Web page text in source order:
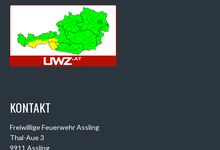
KONTAKT
Freiwillige Feuerwehr Assling
Thal-Aue 3
9911 Assling